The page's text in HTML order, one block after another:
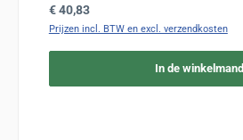
Normale prijs:
€ 40,83
Prijzen incl. BTW en excl. verzendkosten
In de winkelmand